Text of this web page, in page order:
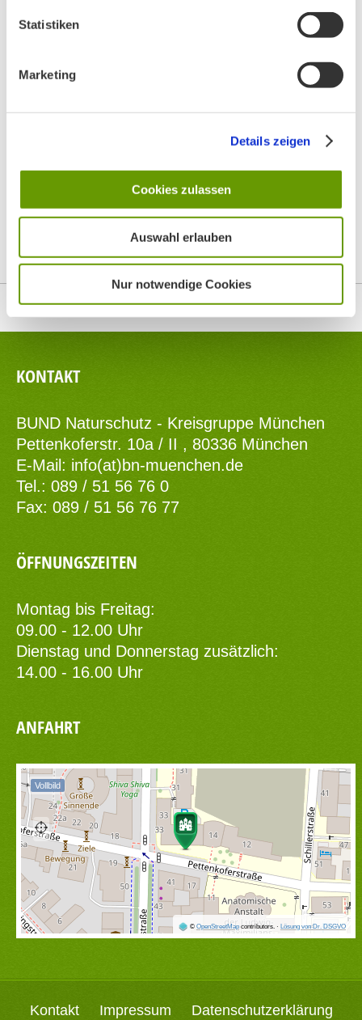
Statistiken
Marketing
Details zeigen
Cookies zulassen
Auswahl erlauben
Nur notwendige Cookies
Top
KONTAKT
BUND Naturschutz - Kreisgruppe München
Pettenkoferstr. 10a / II , 80336 München
E-Mail: info(at)bn-muenchen.de
Tel.: 089 / 51 56 76 0
Fax: 089 / 51 56 76 77
ÖFFNUNGSZEITEN
Montag bis Freitag:
09.00 - 12.00 Uhr
Dienstag und Donnerstag zusätzlich:
14.00 - 16.00 Uhr
ANFAHRT
© OpenStreetMapcontributors. · Lösung von Dr. DSGVO
Vollbild
Kontakt Impressum Datenschutzerklärung